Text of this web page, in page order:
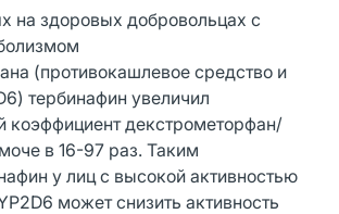
на здоровых добровольцах с
(противокашлевое средство и
тербинафин увеличил
коэффициент декстрометорфан/
в 16-97 раз. Таким
у лиц с высокой активностью
может снизить активность